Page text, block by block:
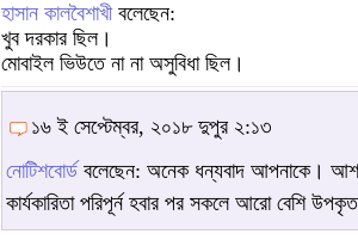
হাসান কালবৈশাখীবলেছেন:
খুব দরকার ছিল।
মোবাইল ভিউতে না না অসুবিধা ছিল।
১৬ ই সেপ্টেম্বর, ২০১৮ দুপুর ২:১৩
নোটিশবোর্ড বলেছেন: অনেক ধন্যবাদ আপনাকে।
কার্যকারিতা পরিপূর্ন হবার পর সকলে আরো বেশি